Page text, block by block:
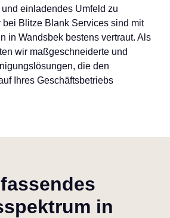
einladendes Umfeld zu
Blitze Blank Services sind mit
in Wandsbek bestens vertraut. Als
wir maßgeschneiderte und
die den
Ihres Geschäftsbetriebs
in